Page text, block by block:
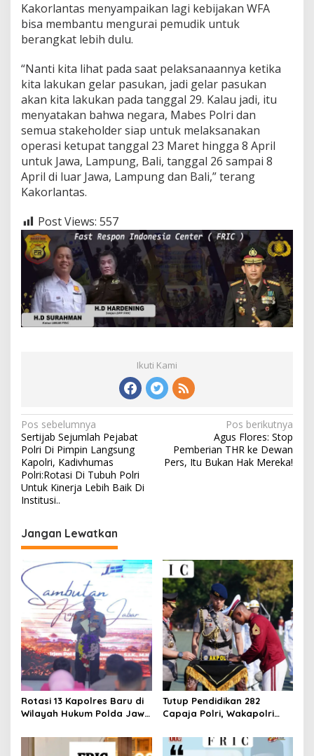
Kakorlantas menyampaikan lagi kebijakan WFA
bisa membantu mengurai pemudik untuk
berangkat lebih dulu.
“Nanti kita lihat pada saat pelaksanaannya ketika
kita lakukan gelar pasukan, jadi gelar pasukan
akan kita lakukan pada tanggal 29. Kalau jadi, itu
menyatakan bahwa negara, Mabes Polri dan
semua stakeholder siap untuk melaksanakan
operasi ketupat tanggal 23 Maret hingga 8 April
untuk Jawa, Lampung, Bali, tanggal 26 sampai 8
April di luar Jawa, Lampung dan Bali,” terang
Kakorlantas.
Post Views: 557
Ikuti Kami
Navigasi
pos
Pos sebelumnya
Sertijab Sejumlah Pejabat
Polri Di Pimpin Langsung
Kapolri, Kadivhumas
Polri:Rotasi Di Tubuh Polri
Untuk Kinerja Lebih Baik Di
Institusi..
Pos berikutnya
Agus Flores: Stop
Pemberian THR ke Dewan
Pers, Itu Bukan Hak Mereka!
Jangan Lewatkan
Rotasi 13 Kapolres Baru di
Wilayah Hukum Polda Jawa
Ini Merupakan Bagian Dari
Dinamika Organisasi.
Tutup Pendidikan 282
Capaja Polri, Wakapolri